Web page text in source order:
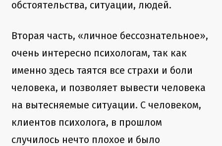
обстоятельства, ситуации, людей.
Вторая часть, «личное бессознательное»,
очень интересно психологам, так как
именно здесь таятся все страхи и боли
человека, и позволяет вывести человека
на вытесняемые ситуации. С человеком,
клиентов психолога, в прошлом
случилось нечто плохое и было